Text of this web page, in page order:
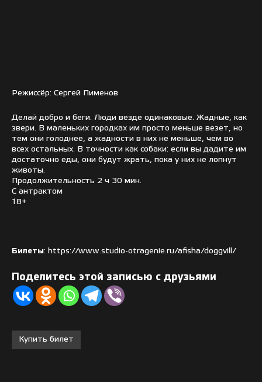
Режиссёр: Сергей Пименов
Делай добро и беги. Люди везде одинаковые. Жадные, как
звери. В маленьких городках им просто меньше везет, но
тем они голоднее, а жадности в них не меньше, чем во
всех остальных. В точности как собаки: если вы дадите им
достаточно еды, они будут жрать, пока у них не лопнут
животы.
Продолжительность 2 ч 30 мин.
С антрактом
18+
Билеты: https://www.studio-otragenie.ru/afisha/doggvill/
Поделитесь этой записью с друзьями
Купить билет